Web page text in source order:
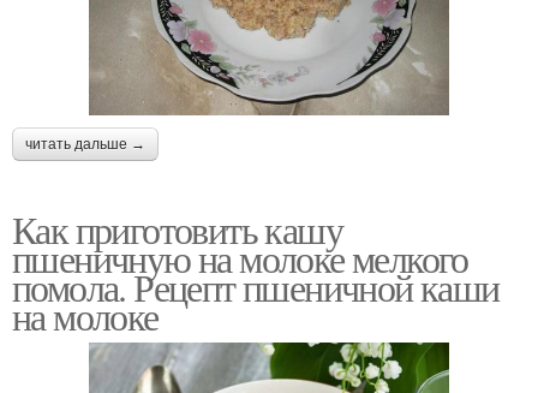
читать дальше →
Как приготовить кашу
пшеничную на молоке мелкого
помола. Рецепт пшеничной каши
на молоке